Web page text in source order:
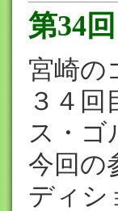
第34
宮崎の
３４
ス・ゴ
今回の
ディシ